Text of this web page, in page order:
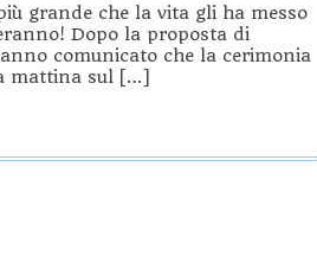
grande che la vita gli ha messo
Dopo la proposta di
comunicato che la cerimonia
mattina sul […]